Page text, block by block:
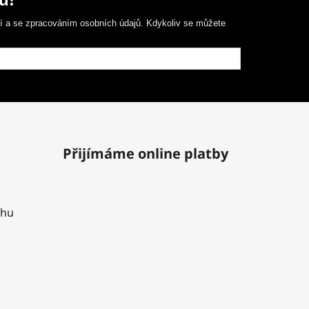
se zpracováním osobních údajů. Kdykoliv se můžete
Přijímáme online platby